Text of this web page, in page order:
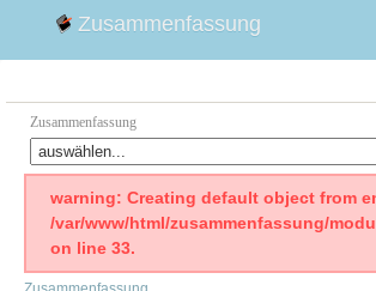
Zusammenfassung
Zusammenfassung
Faust
Willhelm Tell
warning: Creating default object from
/var/www/html/zusammenfassung/
on line 33.